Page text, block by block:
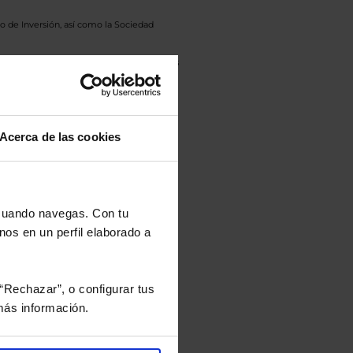
Acerca de las cookies
navegas. Con tu
en un perfil elaborado a
o configurar tus
información.
de Inversión, así como la Sociedad
y el documento de datos fundamentales
de Valor Liquidativo de la sesión
en la divisa Euro.